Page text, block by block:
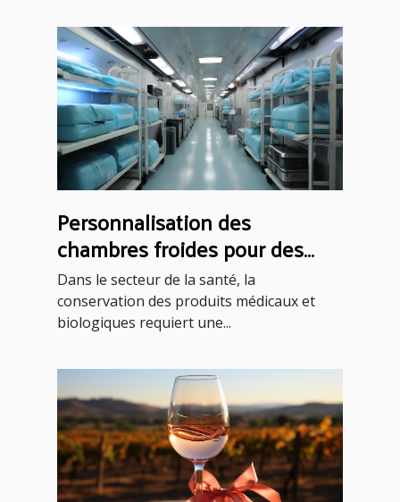
Personnalisation des
chambres froides pour des
applications spécifiques en
santé
Dans le secteur de la santé, la
conservation des produits médicaux et
biologiques requiert une...